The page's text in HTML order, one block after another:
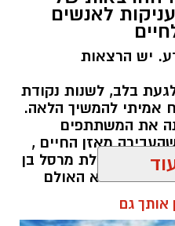
בתחומי התיאטרון,
על פתיחת העונה ואמר
מתוך מחשבה עמוקה
לאפשר לכל תושב
ולחוויה תרבותית
בין סדרות אהובות
שמרחיבים את
לאנשים
יש הרצאות
בלב, לשנות נקודת
אמיתי להמשיך הלאה.
את המשתתפים
מאזן החיים ,
יבנה, בהובלת מרסל בן
התמלא האולם
ויצאו עם הרבה יותר
אותך גם